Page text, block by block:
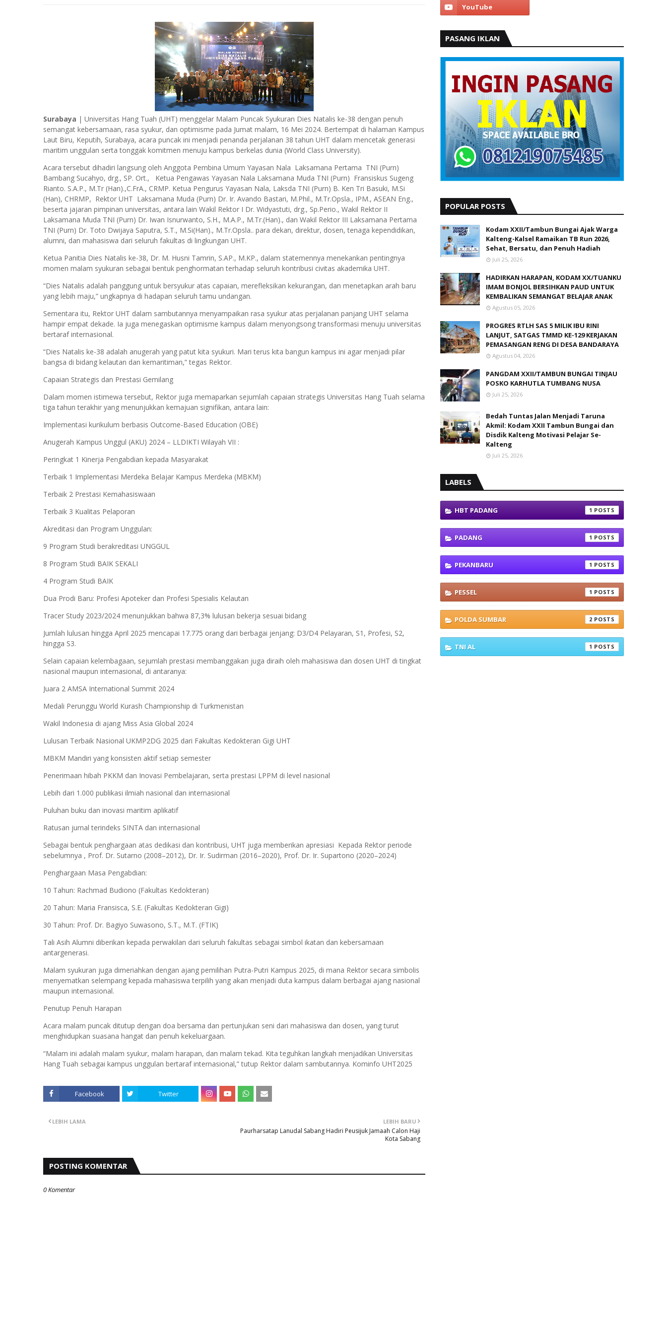
Surabaya | Universitas Hang Tuah (UHT) menggelar Malam Puncak Syukuran Dies Natalis ke-38 dengan penuh
semangat kebersamaan, rasa syukur, dan optimisme pada Jumat malam, 16 Mei 2024. Bertempat di halaman Kampus
Laut Biru, Keputih, Surabaya, acara puncak ini menjadi penanda perjalanan 38 tahun UHT dalam mencetak generasi
maritim unggulan serta tonggak komitmen menuju kampus berkelas dunia (World Class University).
Acara tersebut dihadiri langsung oleh Anggota Pembina Umum Yayasan Nala Laksamana Pertama TNI (Purn)
Bambang Sucahyo, drg., SP. Ort., Ketua Pengawas Yayasan Nala Laksamana Muda TNI (Purn) Fransiskus Sugeng
Rianto. S.A.P., M.Tr (Han).,C.FrA., CRMP. Ketua Pengurus Yayasan Nala, Laksda TNI (Purn) B. Ken Tri Basuki, M.Si
(Han), CHRMP, Rektor UHT Laksamana Muda (Purn) Dr. Ir. Avando Bastari, M.Phil., M.Tr.Opsla., IPM., ASEAN Eng.,
beserta jajaran pimpinan universitas, antara lain Wakil Rektor I Dr. Widyastuti, drg., Sp.Perio., Wakil Rektor II
Laksamana Muda TNI (Purn) Dr. Iwan Isnurwanto, S.H., M.A.P., M.Tr.(Han)., dan Wakil Rektor III Laksamana Pertama
TNI (Purn) Dr. Toto Dwijaya Saputra, S.T., M.Si(Han)., M.Tr.Opsla.. para dekan, direktur, dosen, tenaga kependidikan,
alumni, dan mahasiswa dari seluruh fakultas di lingkungan UHT.
Ketua Panitia Dies Natalis ke-38, Dr. M. Husni Tamrin, S.AP., M.KP., dalam statemennya menekankan pentingnya
momen malam syukuran sebagai bentuk penghormatan terhadap seluruh kontribusi civitas akademika UHT.
“Dies Natalis adalah panggung untuk bersyukur atas capaian, merefleksikan kekurangan, dan menetapkan arah baru
yang lebih maju,” ungkapnya di hadapan seluruh tamu undangan.
Sementara itu, Rektor UHT dalam sambutannya menyampaikan rasa syukur atas perjalanan panjang UHT selama
hampir empat dekade. Ia juga menegaskan optimisme kampus dalam menyongsong transformasi menuju universitas
bertaraf internasional.
“Dies Natalis ke-38 adalah anugerah yang patut kita syukuri. Mari terus kita bangun kampus ini agar menjadi pilar
bangsa di bidang kelautan dan kemaritiman,” tegas Rektor.
Capaian Strategis dan Prestasi Gemilang
Dalam momen istimewa tersebut, Rektor juga memaparkan sejumlah capaian strategis Universitas Hang Tuah selama
tiga tahun terakhir yang menunjukkan kemajuan signifikan, antara lain:
Implementasi kurikulum berbasis Outcome-Based Education (OBE)
Anugerah Kampus Unggul (AKU) 2024 – LLDIKTI Wilayah VII :
Peringkat 1 Kinerja Pengabdian kepada Masyarakat
Terbaik 1 Implementasi Merdeka Belajar Kampus Merdeka (MBKM)
Terbaik 2 Prestasi Kemahasiswaan
Terbaik 3 Kualitas Pelaporan
Akreditasi dan Program Unggulan:
9 Program Studi berakreditasi UNGGUL
8 Program Studi BAIK SEKALI
4 Program Studi BAIK
Dua Prodi Baru: Profesi Apoteker dan Profesi Spesialis Kelautan
Tracer Study 2023/2024 menunjukkan bahwa 87,3% lulusan bekerja sesuai bidang
Jumlah lulusan hingga April 2025 mencapai 17.775 orang dari berbagai jenjang: D3/D4 Pelayaran, S1, Profesi, S2,
hingga S3.
Selain capaian kelembagaan, sejumlah prestasi membanggakan juga diraih oleh mahasiswa dan dosen UHT di tingkat
nasional maupun internasional, di antaranya:
Juara 2 AMSA International Summit 2024
Medali Perunggu World Kurash Championship di Turkmenistan
Wakil Indonesia di ajang Miss Asia Global 2024
Lulusan Terbaik Nasional UKMP2DG 2025 dari Fakultas Kedokteran Gigi UHT
MBKM Mandiri yang konsisten aktif setiap semester
Penerimaan hibah PKKM dan Inovasi Pembelajaran, serta prestasi LPPM di level nasional
Lebih dari 1.000 publikasi ilmiah nasional dan internasional
Puluhan buku dan inovasi maritim aplikatif
Ratusan jurnal terindeks SINTA dan internasional
Sebagai bentuk penghargaan atas dedikasi dan kontribusi, UHT juga memberikan apresiasi Kepada Rektor periode
sebelumnya , Prof. Dr. Sutarno (2008–2012), Dr. Ir. Sudirman (2016–2020), Prof. Dr. Ir. Supartono (2020–2024)
Penghargaan Masa Pengabdian:
10 Tahun: Rachmad Budiono (Fakultas Kedokteran)
20 Tahun: Maria Fransisca, S.E. (Fakultas Kedokteran Gigi)
30 Tahun: Prof. Dr. Bagiyo Suwasono, S.T., M.T. (FTIK)
Tali Asih Alumni diberikan kepada perwakilan dari seluruh fakultas sebagai simbol ikatan dan kebersamaan
antargenerasi.
Malam syukuran juga dimeriahkan dengan ajang pemilihan Putra-Putri Kampus 2025, di mana Rektor secara simbolis
menyematkan selempang kepada mahasiswa terpilih yang akan menjadi duta kampus dalam berbagai ajang nasional
maupun internasional.
Penutup Penuh Harapan
Acara malam puncak ditutup dengan doa bersama dan pertunjukan seni dari mahasiswa dan dosen, yang turut
menghidupkan suasana hangat dan penuh kekeluargaan.
“Malam ini adalah malam syukur, malam harapan, dan malam tekad. Kita teguhkan langkah menjadikan Universitas
Hang Tuah sebagai kampus unggulan bertaraf internasional,” tutup Rektor dalam sambutannya. Kominfo UHT2025
Facebook Twitter
LEBIH BARU
Paurharsatap Lanudal Sabang Hadiri Peusijuk Jamaah Calon Haji
Kota Sabang
LEBIH LAMA
POSTING KOMENTAR
0 Komentar
PASANG IKLAN
POPULAR POSTS
Kodam XXII/Tambun Bungai Ajak Warga
Kalteng-Kalsel Ramaikan TB Run 2026,
Sehat, Bersatu, dan Penuh Hadiah
Juli 25, 2026
HADIRKAN HARAPAN, KODAM XX/TUANKU
IMAM BONJOL BERSIHKAN PAUD UNTUK
KEMBALIKAN SEMANGAT BELAJAR ANAK
Agustus 05, 2026
PROGRES RTLH SAS 5 MILIK IBU RINI
LANJUT, SATGAS TMMD KE-129 KERJAKAN
PEMASANGAN RENG DI DESA BANDARAYA
Agustus 04, 2026
PANGDAM XXII/TAMBUN BUNGAI TINJAU
POSKO KARHUTLA TUMBANG NUSA
Juli 25, 2026
Bedah Tuntas Jalan Menjadi Taruna
Akmil: Kodam XXII Tambun Bungai dan
Disdik Kalteng Motivasi Pelajar Se-
Kalteng
Juli 25, 2026
LABELS
HBT PADANG 1
PADANG 1
PEKANBARU 1
PESSEL 1
POLDA SUMBAR 2
TNI AL 1